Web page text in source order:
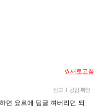
새로고침
신고 | 공감 확인
면 요르에 딤글 껴버리면 되